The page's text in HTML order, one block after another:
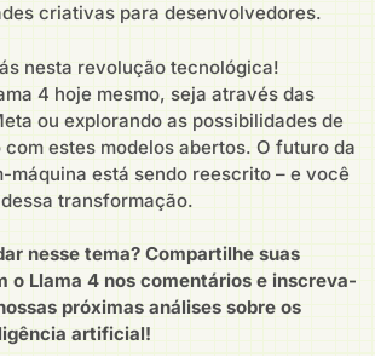
criativas para desenvolvedores.
nesta revolução tecnológica!
4 hoje mesmo, seja através das
ou explorando as possibilidades de
estes modelos abertos. O futuro da
máquina está sendo reescrito – e você
transformação.
nesse tema? Compartilhe suas
o Llama 4 nos comentários e inscreva-
próximas análises sobre os
artificial!